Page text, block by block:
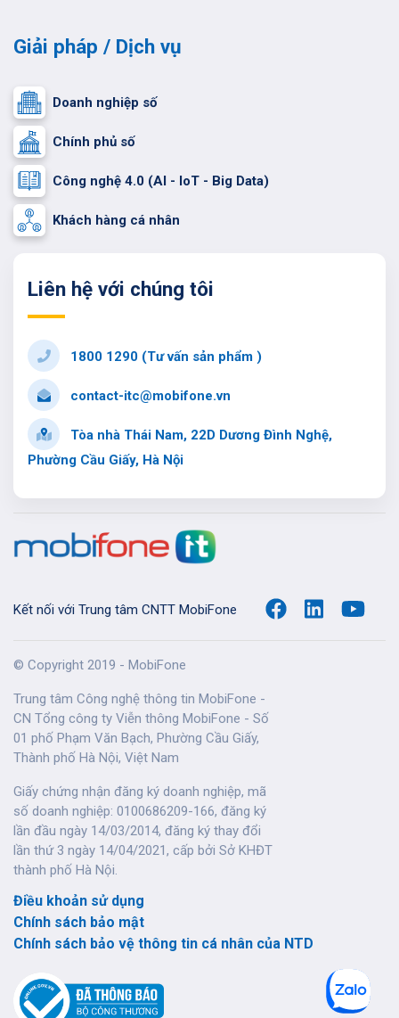
Giải pháp / Dịch vụ
Doanh nghiệp số
Chính phủ số
Công nghệ 4.0 (AI - IoT - Big Data)
Khách hàng cá nhân
Liên hệ với chúng tôi
1800 1290 (Tư vấn sản phẩm )
contact-itc@mobifone.vn
Tòa nhà Thái Nam, 22D Dương Đình Nghệ,
Phường Cầu Giấy, Hà Nội
Kết nối với Trung tâm CNTT MobiFone
© Copyright 2019 - MobiFone
Trung tâm Công nghệ thông tin MobiFone -
CN Tổng công ty Viễn thông MobiFone - Số
01 phố Phạm Văn Bạch, Phường Cầu Giấy,
Thành phố Hà Nội, Việt Nam
Giấy chứng nhận đăng ký doanh nghiệp, mã
số doanh nghiệp: 0100686209-166, đăng ký
lần đầu ngày 14/03/2014, đăng ký thay đổi
lần thứ 3 ngày 14/04/2021, cấp bởi Sở KHĐT
thành phố Hà Nội.
Điều khoản sử dụng
Chính sách bảo mật
Chính sách bảo vệ thông tin cá nhân của NTD